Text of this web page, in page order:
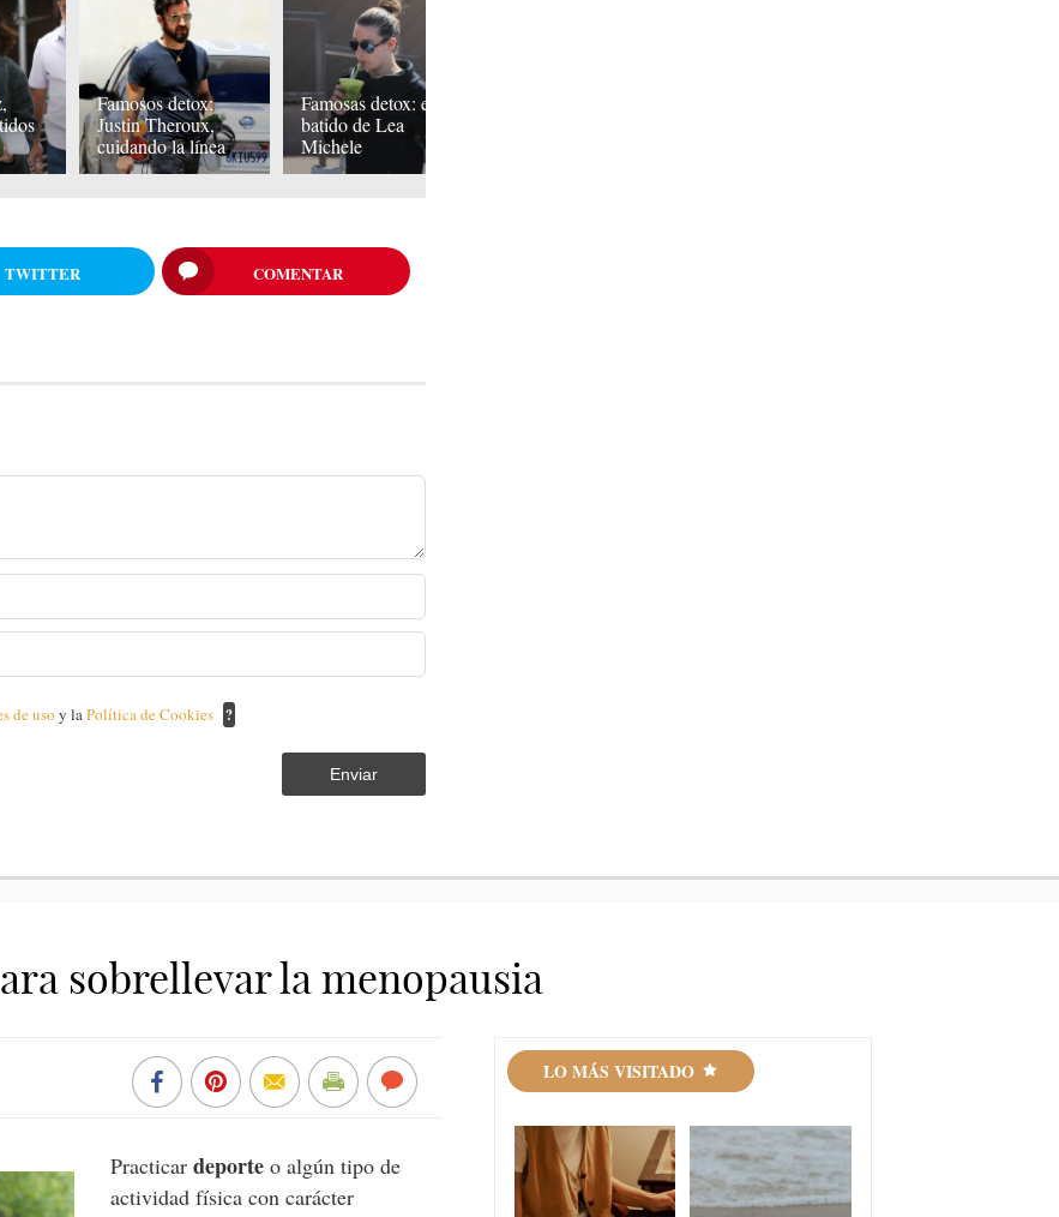
Famosos detox:
Justin Theroux,
cuidando la línea
Famosas detox: el
batido de Lea
Michele
TWITTER COMENTAR
de usoy laPolítica de Cookies ?
Enviar
sobrellevar la menopausia
Practicardeporte o algún tipo de
actividad física con carácter
LO MÁS VISITADO